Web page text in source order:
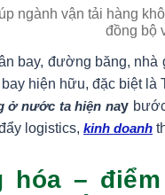
ngành vận tải hàng
đồng bộ
bay, đường băng,
hiện hữu, đặc biệt
ở nước ta hiện naybước
logistics, kinh doanh
hóa –